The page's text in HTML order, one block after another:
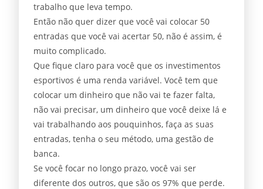
trabalho que leva tempo.
Então não quer dizer que você vai colocar 50
entradas que você vai acertar 50, não é assim, é
muito complicado.
Que fique claro para você que os investimentos
esportivos é uma renda variável. Você tem que
colocar um dinheiro que não vai te fazer falta,
não vai precisar, um dinheiro que você deixe lá e
vai trabalhando aos pouquinhos, faça as suas
entradas, tenha o seu método, uma gestão de
banca.
Se você focar no longo prazo, você vai ser
diferente dos outros, que são os 97% que perde.